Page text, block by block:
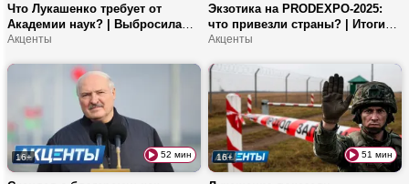
Что Лукашенко требует от
Академии наук? | Выбросила
собаку в окно – как накажут
Мерца может развалиться?
Акценты
Экзотика на PRODEXPO-2025:
что привезли страны? | Итоги
саммита СНГ в Душанбе |
Акценты
16+ 52 мин 16+ 51 мин